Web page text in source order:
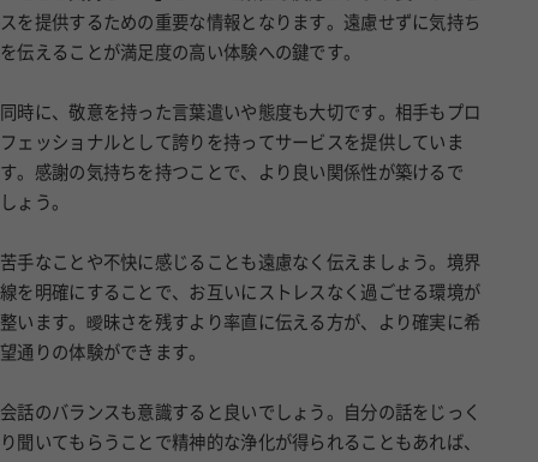
スを提供するための重要な情報となります。遠慮せずに気持ち
を伝えることが満足度の高い体験への鍵です。
同時に、敬意を持った言葉遣いや態度も大切です。相手もプロ
フェッショナルとして誇りを持ってサービスを提供していま
す。感謝の気持ちを持つことで、より良い関係性が築けるで
しょう。
苦手なことや不快に感じることも遠慮なく伝えましょう。境界
線を明確にすることで、お互いにストレスなく過ごせる環境が
整います。曖昧さを残すより率直に伝える方が、より確実に希
望通りの体験ができます。
会話のバランスも意識すると良いでしょう。自分の話をじっく
り聞いてもらうことで精神的な浄化が得られることもあれば、